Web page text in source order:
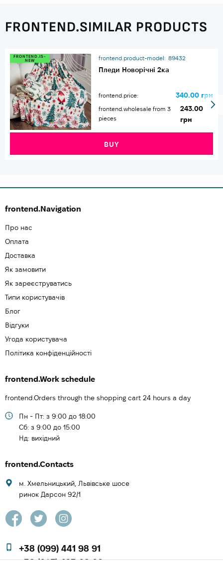
FRONTEND.SIMILAR PRODUCTS
FRONTEND.IS-
NEW
frontend.product-model: 89432
Пледи Новорічні 2ка
frontend.price: 340.00 грн
frontend.wholesale from 3
pieces
243.00
грн
BUY
frontend.Navigation
Про нас
Оплата
Доставка
Як замовити
Як зареєструватись
Типи користувачів
Блог
Відгуки
Угода користувача
Політика конфіденційності
frontend.Work schedule
frontend.Orders through the shopping cart 24 hours a day
Пн - Пт: з 9:00 до 18:00
Cб: з 9:00 до 15:00
Нд: вихідний
frontend.Contacts
м. Хмельницький, Львівське шосе
ринок Дарсон 92/1
+38 (099) 441 98 91